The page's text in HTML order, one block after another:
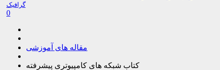
گرافیک
0
مقاله های آموزشی
کتاب شبکه های کامپیوتری پیشرفته